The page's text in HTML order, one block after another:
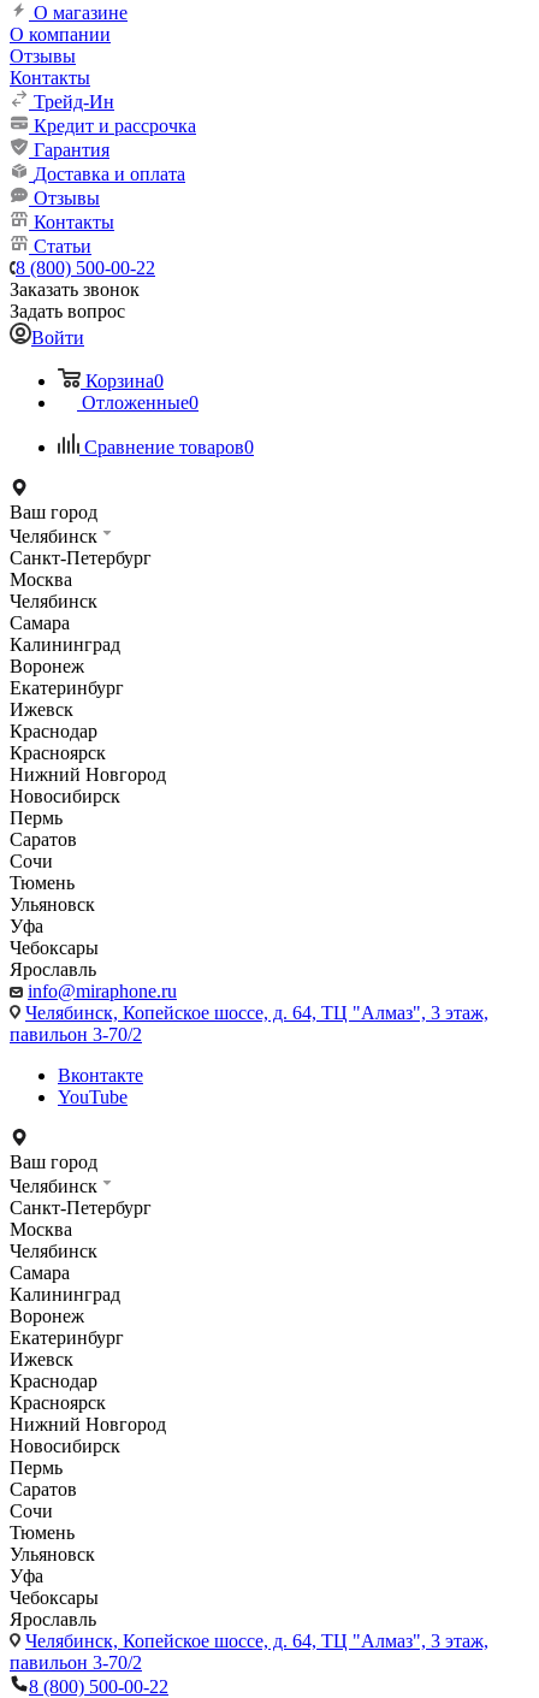
О магазине
О компании
Отзывы
Контакты
Трейд-Ин
Кредит и рассрочка
Гарантия
Доставка и оплата
Отзывы
Контакты
Статьи
8 (800) 500-00-22
Заказать звонок
Задать вопрос
Войти
Корзина0
Отложенные0
Сравнение товаров0
Ваш город
Челябинск
Санкт-Петербург
Москва
Челябинск
Самара
Калининград
Воронеж
Екатеринбург
Ижевск
Краснодар
Красноярск
Нижний Новгород
Новосибирск
Пермь
Саратов
Сочи
Тюмень
Ульяновск
Уфа
Чебоксары
Ярославль
info@miraphone.ru
Челябинск, Копейское шоссе, д. 64, ТЦ "Алмаз", 3 этаж,
павильон 3-70/2
Вконтакте
YouTube
Ваш город
Челябинск
Санкт-Петербург
Москва
Челябинск
Самара
Калининград
Воронеж
Екатеринбург
Ижевск
Краснодар
Красноярск
Нижний Новгород
Новосибирск
Пермь
Саратов
Сочи
Тюмень
Ульяновск
Уфа
Чебоксары
Ярославль
Челябинск, Копейское шоссе, д. 64, ТЦ "Алмаз", 3 этаж,
павильон 3-70/2
8 (800) 500-00-22